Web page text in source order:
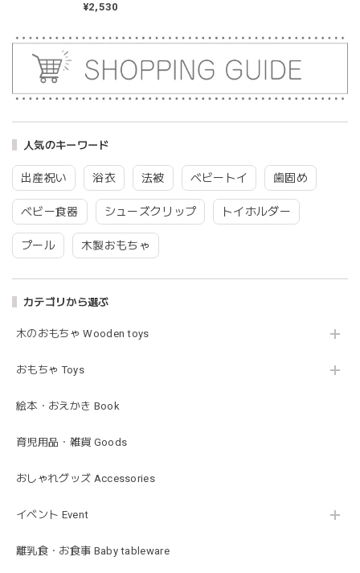
人気のキーワード
出産祝い 浴衣 法被 ベビートイ 歯固め
ベビー食器 シューズクリップ トイホルダー
プール 木製おもちゃ
カテゴリから選ぶ
木のおもちゃ Wooden toys
おもちゃ Toys
絵本・おえかき Book
育児用品・雑貨 Goods
おしゃれグッズ Accessories
イベント Event
離乳食・お食事 Baby tableware
耳の部分が咥えやすいようでよく遊んでいます。木の部分は
ますが、見た目が可愛くて満足です。
gray
2026/03/26
グレーを購入しました！手持ちのビブより少し小さい作りで
したがかわいいので問題なし^ ^ありがとうございました♡
2026/02/21
この度は迅速丁寧な対応をありがとうございました(^^) 梱包
hanasaku spoon &
¥2,530